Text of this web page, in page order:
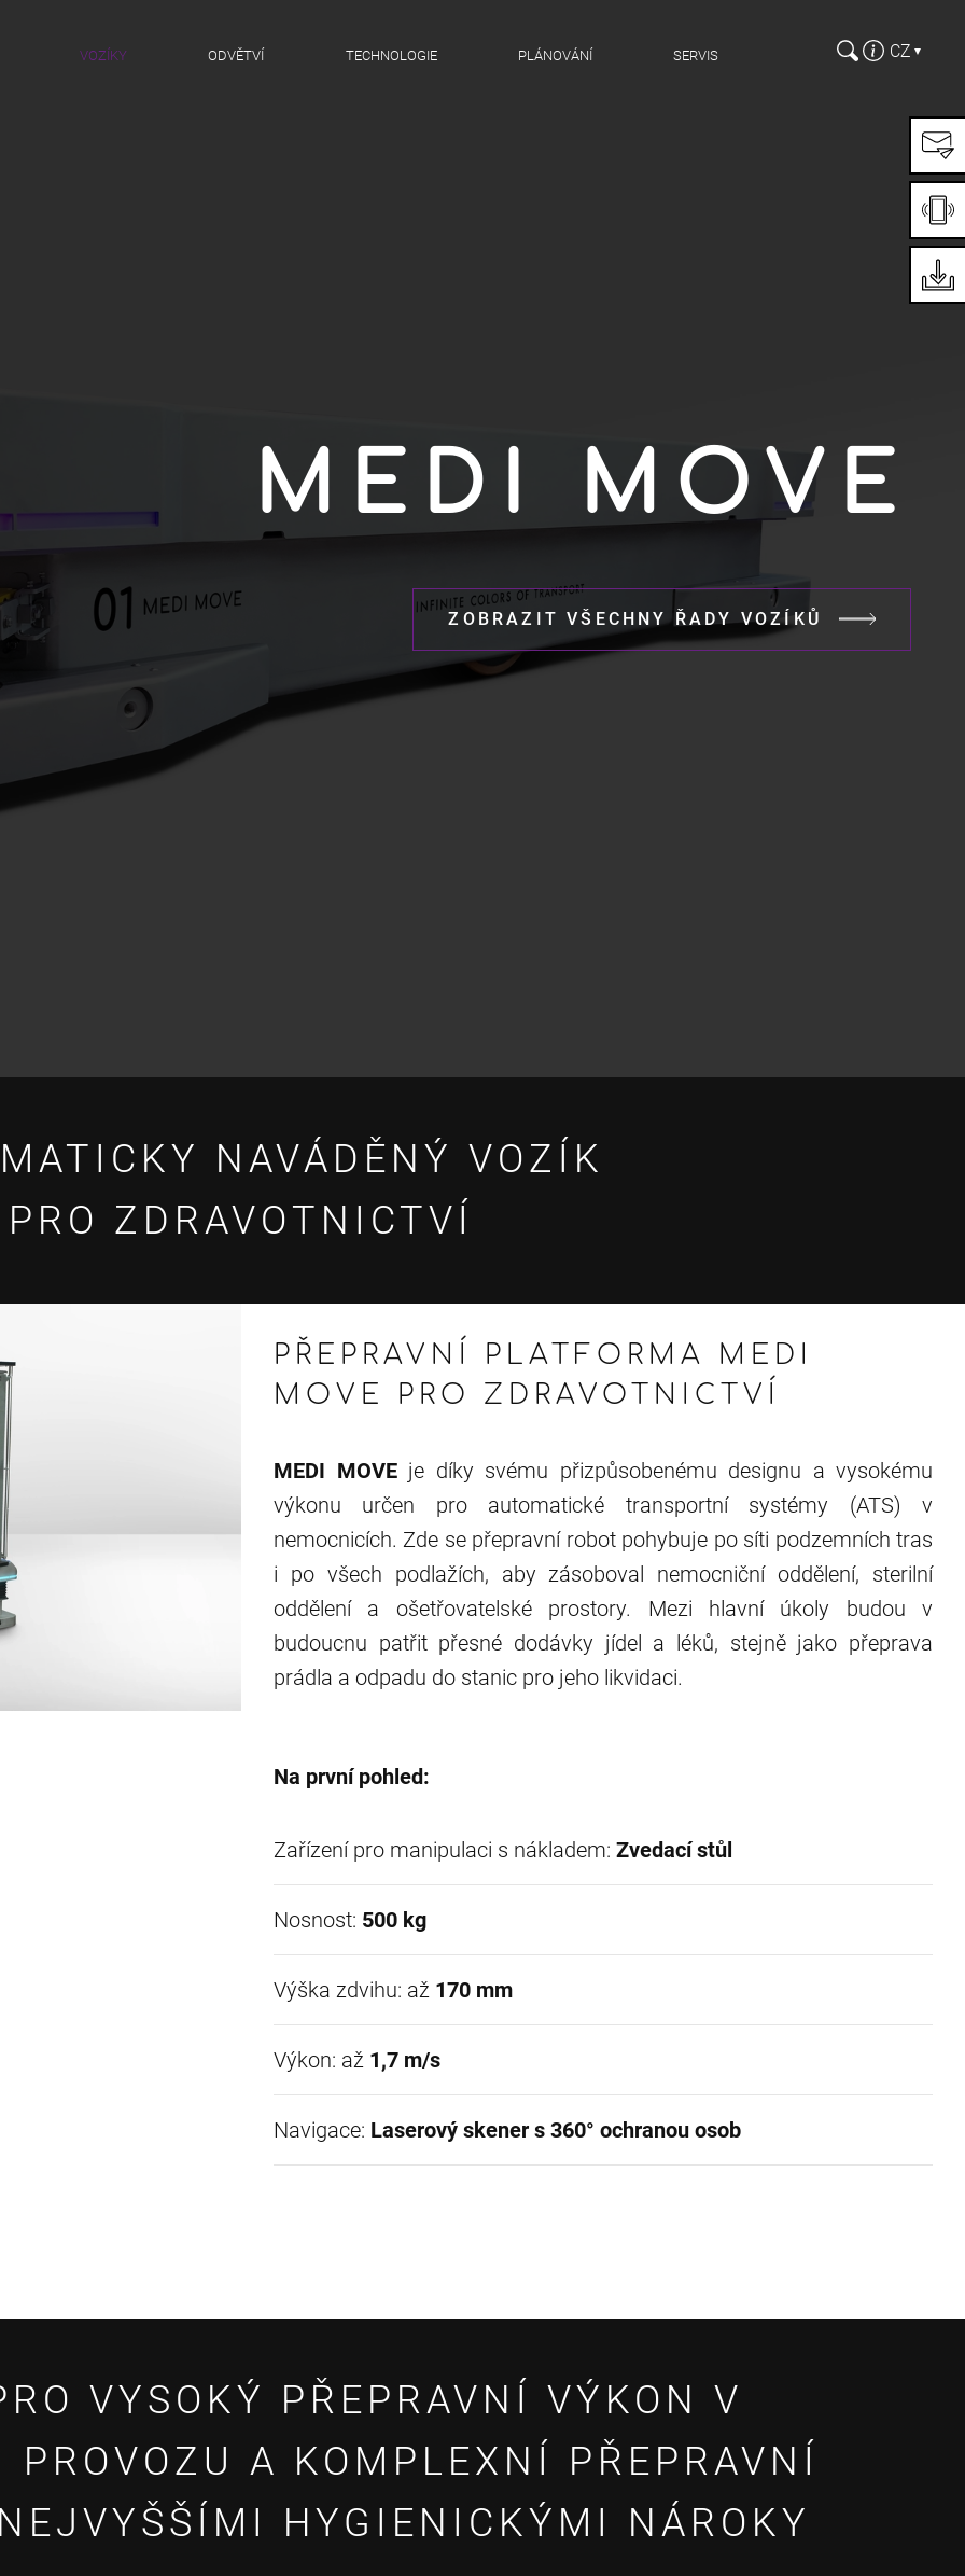
VOZÍKY ODVĚTVÍ TECHNOLOGIE PLÁNOVÁNÍ SERVIS CZ
MEDI MOVE
ZOBRAZIT VŠECHNY ŘADY VOZÍKŮ
NAVÁDĚNÝ VOZÍK
PRO ZDRAVOTNICTVÍ
PŘEPRAVNÍ PLATFORMA MEDI
MOVE PRO ZDRAVOTNICTVÍ
MEDI MOVEje díky svému přizpůsobenému designu a vysokému
výkonu určen pro automatické transportní systémy (ATS) v
nemocnicích. Zde se přepravní robot pohybuje po síti podzemních tras
i po všech podlažích, aby zásoboval nemocniční oddělení, sterilní
oddělení a ošetřovatelské prostory. Mezi hlavní úkoly budou v
budoucnu patřit přesné dodávky jídel a léků, stejně jako přeprava
prádla a odpadu do stanic pro jeho likvidaci.
Na první pohled:
Zařízení pro manipulaci s nákladem: Zvedací stůl
Nosnost: 500 kg
Výška zdvihu: až 170 mm
Výkon: až 1,7 m/s
Navigace: Laserový skener s 360° ochranou osob
VYSOKÝ PŘEPRAVNÍ VÝKON V
PROVOZU A KOMPLEXNÍ PŘEPRAVNÍ
HYGIENICKÝMI NÁROKY